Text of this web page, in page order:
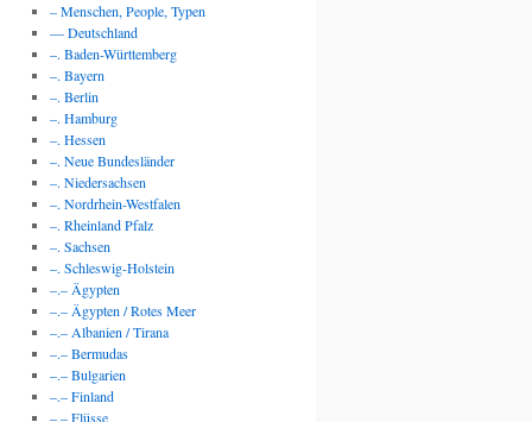
– Menschen, People, Typen
— Deutschland
–. Baden-Württemberg
–. Bayern
–. Berlin
–. Hamburg
–. Hessen
–. Neue Bundesländer
–. Niedersachsen
–. Nordrhein-Westfalen
–. Rheinland Pfalz
–. Sachsen
–. Schleswig-Holstein
–.– Ägypten
–.– Ägypten / Rotes Meer
–.– Albanien / Tirana
–.– Bermudas
–.– Bulgarien
–.– Finland
–.– Flüsse